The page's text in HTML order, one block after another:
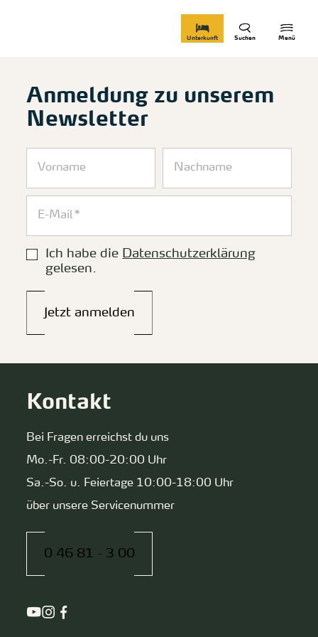
Menü
Suchen
Unterkunft
Anmeldung zu unserem
Newsletter
Ich habe die Datenschutzerklärung
gelesen.
Jetzt anmelden
Kontakt
Bei Fragen erreichst du uns
Mo.-Fr. 08:00-20:00 Uhr
Sa.-So. u. Feiertage 10:00-18:00 Uhr
über unsere Servicenummer
0 46 81 - 3 00